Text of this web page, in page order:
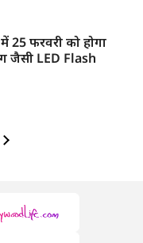
25 फरवरी को होगा
जैसी LED Flash